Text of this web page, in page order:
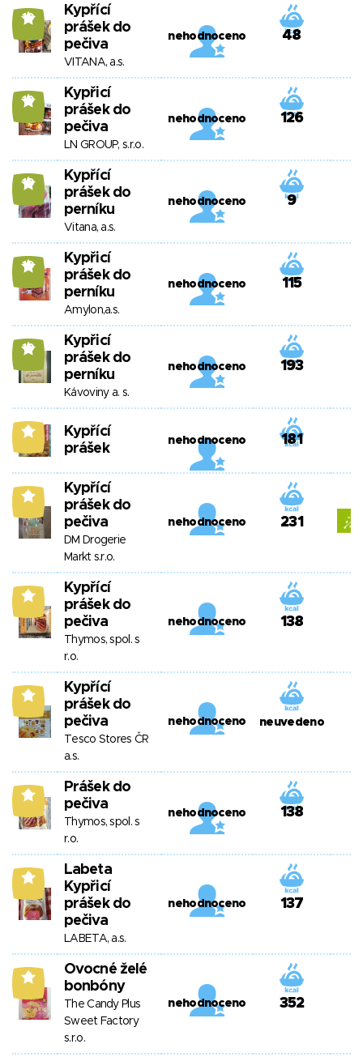
10
Kypřící
prášek do
pečiva
VITANA, a.s.
nehodnoceno 48
10
Kypřicí
prášek do
pečiva
LN GROUP, s.r.o.
nehodnoceno 126
10
Kypřící
prášek do
perníku
Vitana, a.s.
nehodnoceno 9
10
Kypřicí
prášek do
perníku
Amylon,a.s.
nehodnoceno 115
10
Kypřicí
prášek do
perníku
Kávoviny a. s.
nehodnoceno 193
9
Kypřící
prášek
nehodnoceno 181
9
Kypřící
prášek do
pečiva
DM Drogerie
Markt s.r.o.
nehodnoceno 231
9
Kypřící
prášek do
pečiva
Thymos, spol. s
r.o.
nehodnoceno 138
9
Kypřící
prášek do
pečiva
Tesco Stores ČR
a.s.
nehodnoceno neuvedeno
9
Prášek do
pečiva
Thymos, spol. s
r.o.
nehodnoceno 138
8
Labeta
Kypřicí
prášek do
pečiva
LABETA, a.s.
nehodnoceno 137
8
Ovocné želé
bonbóny
The Candy Plus
Sweet Factory
s.r.o.
nehodnoceno 352